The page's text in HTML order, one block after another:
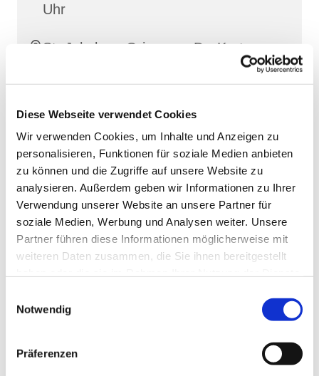
Diese Webseite verwendet Cookies
Wir verwenden Cookies, um Inhalte und Anzeigen zu
personalisieren, Funktionen für soziale Medien anbieten
zu können und die Zugriffe auf unsere Website zu
analysieren. Außerdem geben wir Informationen zu Ihrer
Verwendung unserer Website an unsere Partner für
soziale Medien, Werbung und Analysen weiter. Unsere
Partner führen diese Informationen möglicherweise mit
weiteren Daten zusammen, die Sie ihnen bereitgestellt
Notwendig
Präferenzen
Uhr
St. Jakobus, Grimmen, Dr.-Kurt-
Fischer-Straße 1, 18507 Grimmen